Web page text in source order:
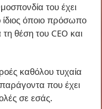
του έχει
όποιο πρόσωπο
θέση του CEO και
καθόλου τυχαία
που έχει
σε εσάς.